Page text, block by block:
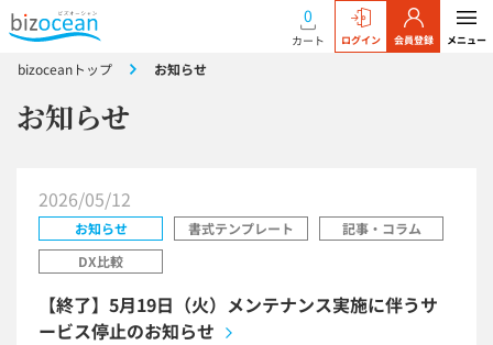
0
カート ログイン 会員登録 メニュー
bizoceanトップ お知らせ
お知らせ
2026/05/12
お知らせ 書式テンプレート
記事・コラム
DX比較
【終了】5月19日（火）メンテナンス実施に伴うサ
ービス停止のお知らせ